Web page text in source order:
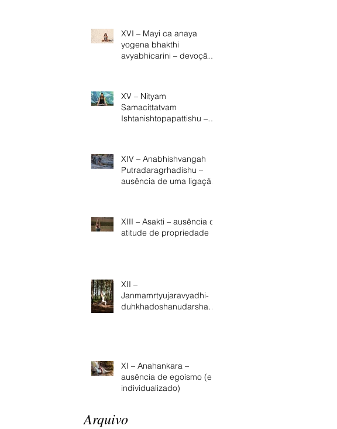
XVI – Mayi ca anaya
yogena bhakthi
avyabhicarini – devoção
XV – Nityam
Samacittatvam
Ishtanishtopapattishu –
XIV – Anabhishvangah
Putradaragrhadishu –
ausência de uma ligação
XIII – Asakti – ausência da
atitude de propriedade
XII –
Janmamrtyujaravyadhi-
duhkhadoshanudarshana
XI – Anahankara –
ausência de egoísmo (eu
individualizado)
Arquivo